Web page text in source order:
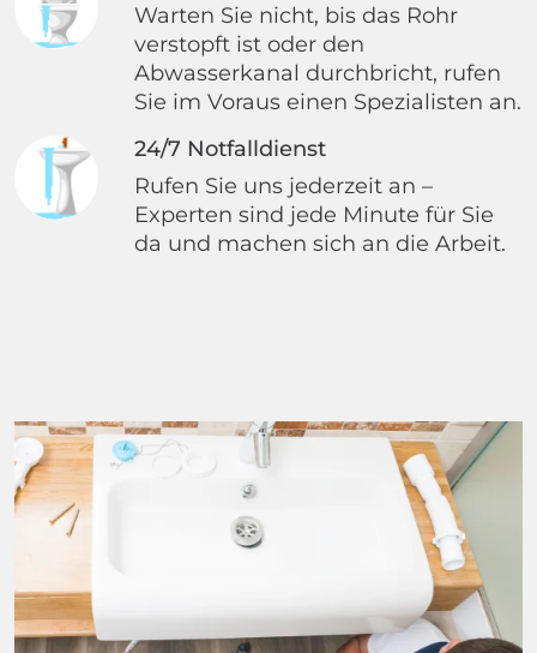
Warten Sie nicht, bis das Rohr
verstopft ist oder den
Abwasserkanal durchbricht, rufen
Sie im Voraus einen Spezialisten an.
24/7 Notfalldienst
Rufen Sie uns jederzeit an –
Experten sind jede Minute für Sie
da und machen sich an die Arbeit.